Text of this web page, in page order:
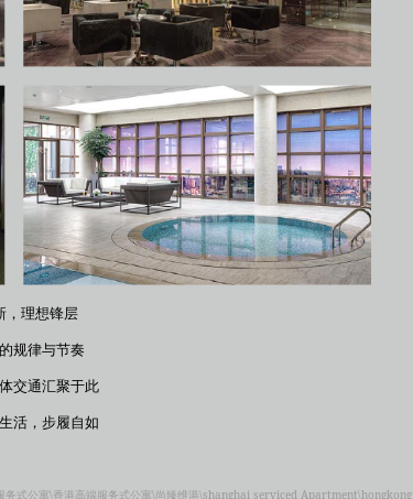
，理想锋层
规律与节奏
交通汇聚于此
活，步履自如
务式公寓\香港高端服务式公寓\尚臻维港\shanghai serviced Apartment\hongkong